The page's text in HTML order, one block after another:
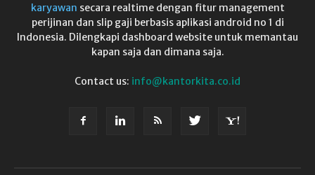
karyawan secara realtime dengan fitur management
perijinan dan slip gaji berbasis aplikasi android no 1 di
Indonesia. Dilengkapi dashboard website untuk memantau
kapan saja dan dimana saja.
Contact us: info@kantorkita.co.id